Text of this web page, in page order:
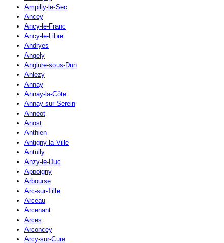
Ampilly-le-Sec
Ancey
Ancy-le-Franc
Ancy-le-Libre
Andryes
Angely
Anglure-sous-Dun
Anlezy
Annay
Annay-la-Côte
Annay-sur-Serein
Annéot
Anost
Anthien
Antigny-la-Ville
Antully
Anzy-le-Duc
Appoigny
Arbourse
Arc-sur-Tille
Arceau
Arcenant
Arces
Arconcey
Arcy-sur-Cure